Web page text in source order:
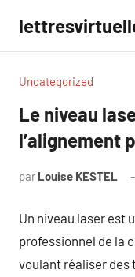
contenu
Uncategorized
Le niveau
l’alignement
par Louise KESTEL
Un niveau laser est
professionnel de la
voulant réaliser des